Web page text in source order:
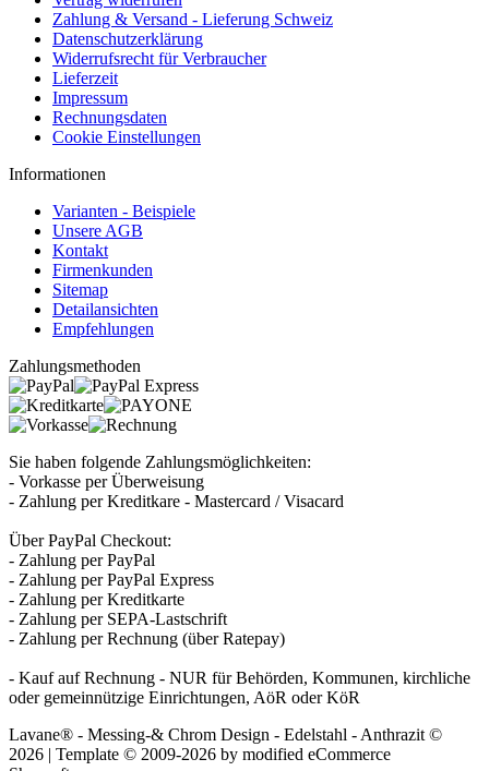
Zahlung & Versand - Lieferung Schweiz
Datenschutzerklärung
Widerrufsrecht für Verbraucher
Lieferzeit
Impressum
Rechnungsdaten
Cookie Einstellungen
Informationen
Varianten - Beispiele
Unsere AGB
Kontakt
Firmenkunden
Sitemap
Detailansichten
Empfehlungen
Zahlungsmethoden
Sie haben folgende Zahlungsmöglichkeiten:
- Vorkasse per Überweisung
- Zahlung per Kreditkare - Mastercard / Visacard
Über PayPal Checkout:
- Zahlung per PayPal
- Zahlung per PayPal Express
- Zahlung per Kreditkarte
- Zahlung per SEPA-Lastschrift
- Zahlung per Rechnung (über Ratepay)
- Kauf auf Rechnung - NUR für Behörden, Kommunen, kirchliche
oder gemeinnützige Einrichtungen, AöR oder KöR
Lavane® - Messing-& Chrom Design - Edelstahl - Anthrazit ©
2026 | Template © 2009-2026 by modified eCommerce